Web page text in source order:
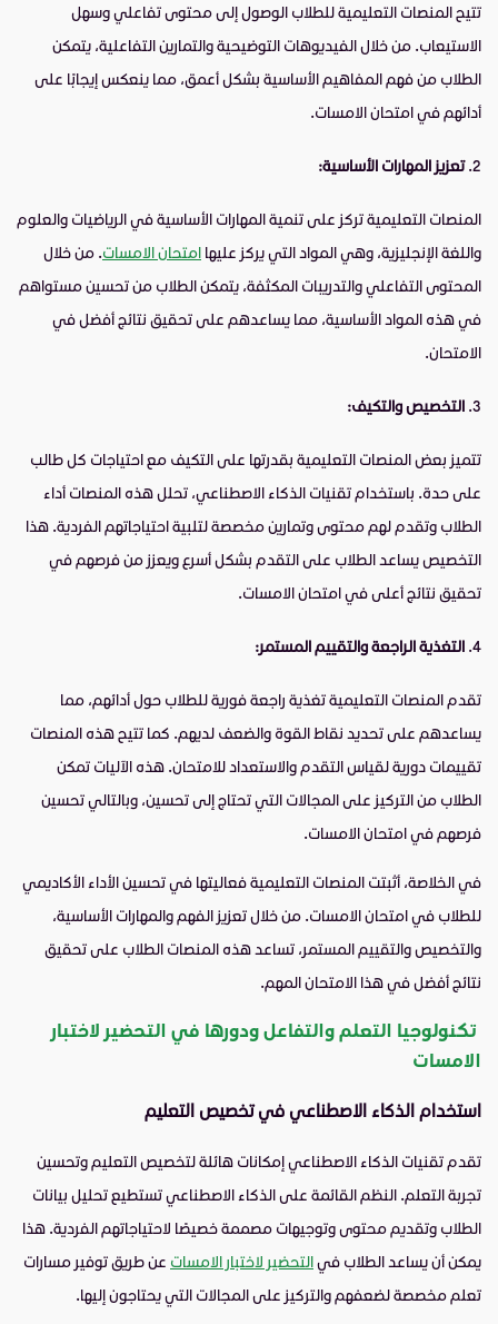
تتيح المنصات التعليمية للطلاب الوصول إلى محتوى تفاعلي وسهل
الاستيعاب. من خلال الفيديوهات التوضيحية والتمارين التفاعلية، يتمكن
الطلاب من فهم المفاهيم الأساسية بشكل أعمق، مما ينعكس إيجابًا على
أدائهم في امتحان الامسات.
تعزيز المهارات الأساسية:
المنصات التعليمية تركز على تنمية المهارات الأساسية في الرياضيات والعلوم
واللغة الإنجليزية، وهي المواد التي يركز عليها امتحان الامسات. من خلال
المحتوى التفاعلي والتدريبات المكثفة، يتمكن الطلاب من تحسين مستواهم
في هذه المواد الأساسية، مما يساعدهم على تحقيق نتائج أفضل في
الامتحان.
التخصيص والتكيف:
تتميز بعض المنصات التعليمية بقدرتها على التكيف مع احتياجات كل طالب
على حدة. باستخدام تقنيات الذكاء الاصطناعي، تحلل هذه المنصات أداء
الطلاب وتقدم لهم محتوى وتمارين مخصصة لتلبية احتياجاتهم الفردية. هذا
التخصيص يساعد الطلاب على التقدم بشكل أسرع ويعزز من فرصهم في
تحقيق نتائج أعلى في امتحان الامسات.
التغذية الراجعة والتقييم المستمر:
تقدم المنصات التعليمية تغذية راجعة فورية للطلاب حول أدائهم، مما
يساعدهم على تحديد نقاط القوة والضعف لديهم. كما تتيح هذه المنصات
تقييمات دورية لقياس التقدم والاستعداد للامتحان. هذه الآليات تمكن
الطلاب من التركيز على المجالات التي تحتاج إلى تحسين، وبالتالي تحسين
فرصهم في امتحان الامسات.
في الخلاصة، أثبتت المنصات التعليمية فعاليتها في تحسين الأداء الأكاديمي
للطلاب في امتحان الامسات. من خلال تعزيز الفهم والمهارات الأساسية،
والتخصيص والتقييم المستمر، تساعد هذه المنصات الطلاب على تحقيق
نتائج أفضل في هذا الامتحان المهم.
تكنولوجيا التعلم والتفاعل ودورها في التحضير لاختبار
الامسات
استخدام الذكاء الاصطناعي في تخصيص التعليم
تقدم تقنيات الذكاء الاصطناعي إمكانات هائلة لتخصيص التعليم وتحسين
تجربة التعلم. النظم القائمة على الذكاء الاصطناعي تستطيع تحليل بيانات
الطلاب وتقديم محتوى وتوجيهات مصممة خصيصًا لاحتياجاتهم الفردية. هذا
يمكن أن يساعد الطلاب فيالتحضير لاختبار الامسات عن طريق توفير مسارات
تعلم مخصصة لضعفهم والتركيز على المجالات التي يحتاجون إليها.